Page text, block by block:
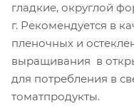
гладкие, округлой
г. Рекомендуется в
пленочных и
выращивания в
для потребления в
томатпродукты.